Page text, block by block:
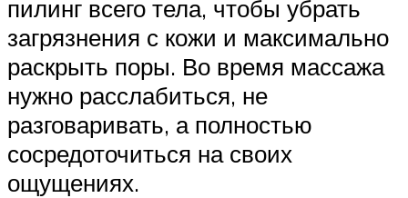
пилинг всего тела, чтобы убрать
загрязнения с кожи и максимально
раскрыть поры. Во время массажа
нужно расслабиться, не
разговаривать, а полностью
сосредоточиться на своих
ощущениях.